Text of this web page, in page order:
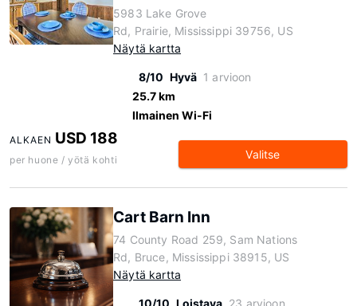
5983 Lake Grove
Rd, Prairie, Mississippi 39756, US
Näytä kartta
8/10 Hyvä 1 arvioon
25.7 km
Ilmainen Wi-Fi
ALKAEN USD 188
per huone / yötä kohti Valitse
Cart Barn Inn
74 County Road 259, Sam Nations
Rd, Bruce, Mississippi 38915, US
Näytä kartta
10/10 Loistava 23 arvioon